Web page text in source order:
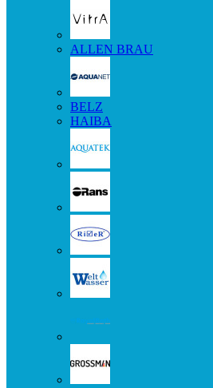
ALLEN BRAU
BELZ
HAIBA